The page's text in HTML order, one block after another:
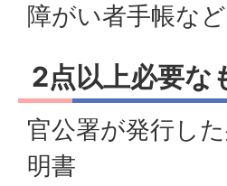
障がい者手帳など
2点以上必要な
官公署が発行し
明書